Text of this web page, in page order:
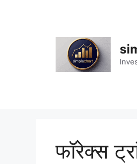
फॉरेक्स